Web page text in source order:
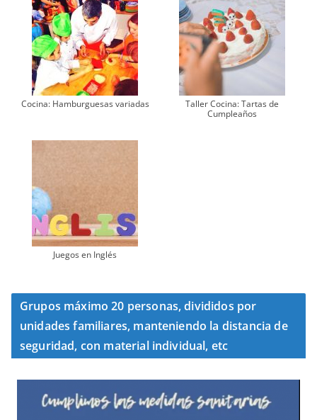
Cocina: Hamburguesas variadas
Taller Cocina: Tartas de
Cumpleaños
Juegos en Inglés
Grupos máximo 20 personas, divididos por
unidades familiares, manteniendo la distancia de
seguridad, con material individual, etc